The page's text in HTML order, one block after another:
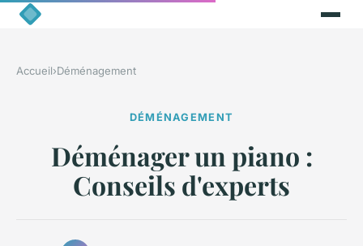
Accueil›Déménagement
DÉMÉNAGEMENT
Déménager un piano :
Conseils d'experts